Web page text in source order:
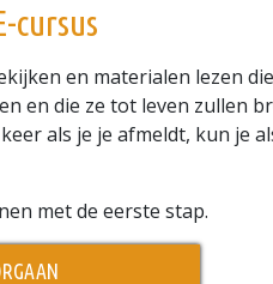
cursus
en materialen lezen
en die ze tot leven zullen
als je je afmeldt, kun je
met de eerste stap.
Play
because the